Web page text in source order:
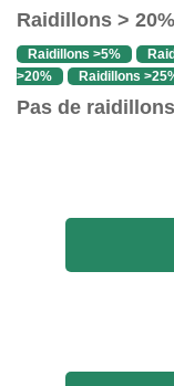
Raidillons > 20%
Raidillons >5%
>20%
Raidillons
Pas de